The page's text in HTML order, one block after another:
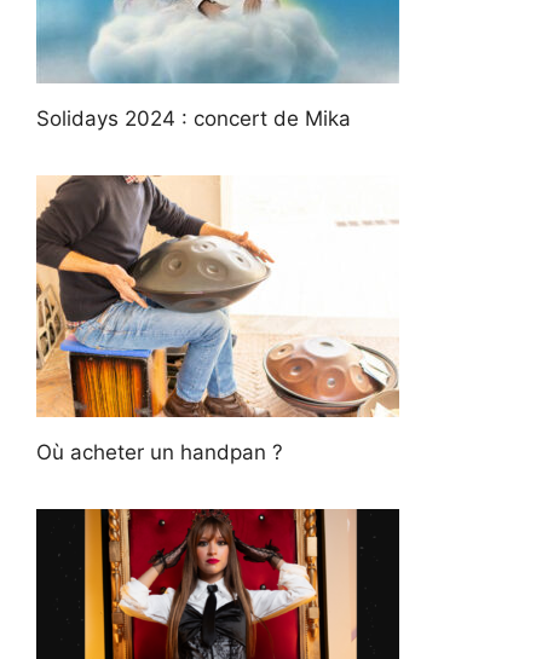
Solidays 2024 : concert de Mika
Où acheter un handpan ?